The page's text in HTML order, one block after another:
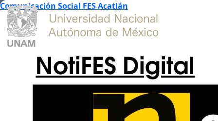
Comunicación Social FES Acatlán
NotiFES Digital